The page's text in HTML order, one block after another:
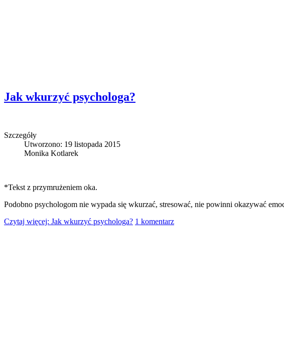
Jak wkurzyć psychologa?
Szczegóły
Utworzono: 19 listopada 2015
Monika Kotlarek
*Tekst z przymrużeniem oka.
Podobno psychologom nie wypada się wkurzać, stresować, nie powinni okazywać
Czytaj więcej: Jak wkurzyć psychologa? 1 komentarz